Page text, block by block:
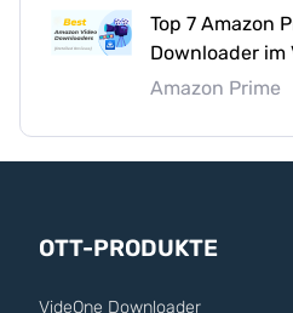
Top 7 Amazon
Downloader im
Amazon Prime
OTT-PRODUKTE
VideOne Downloader